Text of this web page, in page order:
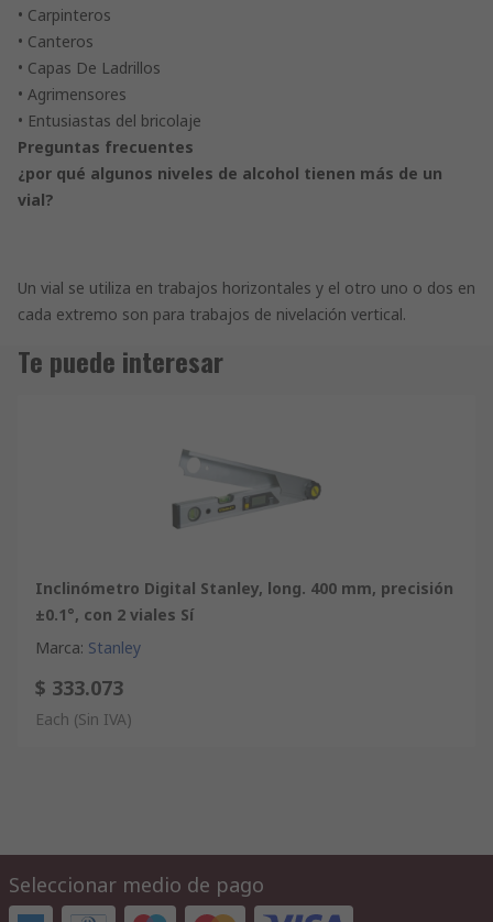
• Carpinteros
• Canteros
• Capas De Ladrillos
• Agrimensores
• Entusiastas del bricolaje
Preguntas frecuentes
¿por qué algunos niveles de alcohol tienen más de un
vial?
Un vial se utiliza en trabajos horizontales y el otro uno o dos en
cada extremo son para trabajos de nivelación vertical.
Te puede interesar
Inclinómetro Digital Stanley, long. 400 mm, precisión
±0.1°, con 2 viales Sí
Marca: Stanley
$ 333.073
Each (Sin IVA)
Seleccionar medio de pago